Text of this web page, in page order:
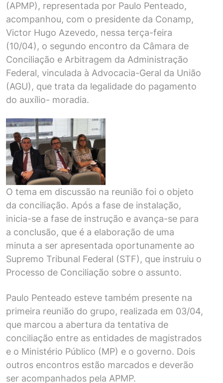
(APMP), representada por Paulo Penteado,
acompanhou, com o presidente da Conamp,
Victor Hugo Azevedo, nessa terça-feira
(10/04), o segundo encontro da Câmara de
Conciliação e Arbitragem da Administração
Federal, vinculada à Advocacia-Geral da União
(AGU), que trata da legalidade do pagamento
do auxílio- moradia.
O tema em discussão na reunião foi o objeto
da conciliação. Após a fase de instalação,
inicia-se a fase de instrução e avança-se para
a conclusão, que é a elaboração de uma
minuta a ser apresentada oportunamente ao
Supremo Tribunal Federal (STF), que instruiu o
Processo de Conciliação sobre o assunto.
Paulo Penteado esteve também presente na
primeira reunião do grupo, realizada em 03/04,
que marcou a abertura da tentativa de
conciliação entre as entidades de magistrados
e o Ministério Público (MP) e o governo. Dois
outros encontros estão marcados e deverão
ser acompanhados pela APMP.